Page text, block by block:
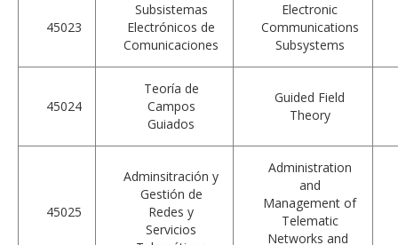
45023
Subsistemas
Electrónicos de
Comunicaciones
Electronic
Communications
Subsystems
45024
Teoría de
Campos
Guiados
Guided Field
Theory
45025
Adminsitración y
Gestión de
Redes y
Servicios
Administration
and
Management of
Telematic
Networks and